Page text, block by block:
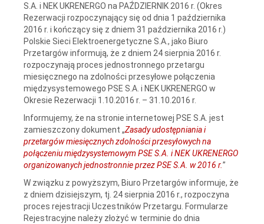
S.A. i NEK UKRENERGO na PAŹDZIERNIK 2016 r. (Okres
Rezerwacji rozpoczynający się od dnia 1 października
2016 r. i kończący się z dniem 31 października 2016 r.)
Polskie Sieci Elektroenergetyczne S.A., jako Biuro
Przetargów informują, że z dniem 24 sierpnia 2016 r.
rozpoczynają proces jednostronnego przetargu
miesięcznego na zdolności przesyłowe połączenia
międzysystemowego PSE S.A. i NEK UKRENERGO w
Okresie Rezerwacji 1.10.2016 r. – 31.10.2016 r.
Informujemy, że na stronie internetowej PSE S.A. jest
zamieszczony dokument „Zasady udostępniania i
przetargów miesięcznych zdolności przesyłowych na
połączeniu międzysystemowym PSE S.A. i NEK UKRENERGO
organizowanych jednostronnie przez PSE S.A. w 2016 r.”
W związku z powyższym, Biuro Przetargów informuje, że
z dniem dzisiejszym, tj. 24 sierpnia 2016 r., rozpoczyna
proces rejestracji Uczestników Przetargu. Formularze
Rejestracyjne należy złożyć w terminie do dnia